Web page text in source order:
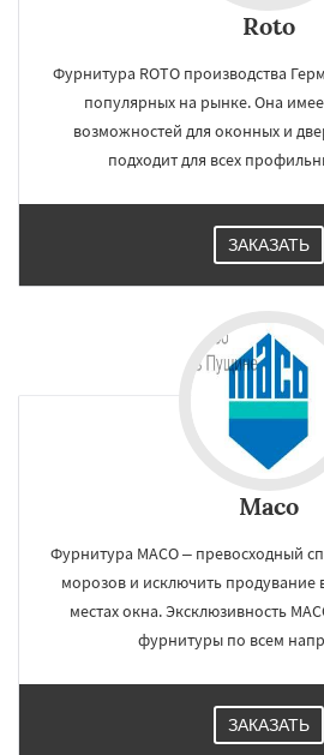
Roto
Фурнитура ROTO производства
популярных на рынке. Она
возможностей для оконных и
подходит для всех
ЗАКАЗАТЬ
Maco
Фурнитура МАСО – превосходный
морозов и исключить продувание
местах окна. Эксклюзивность
фурнитуры по всем
ЗАКАЗАТЬ